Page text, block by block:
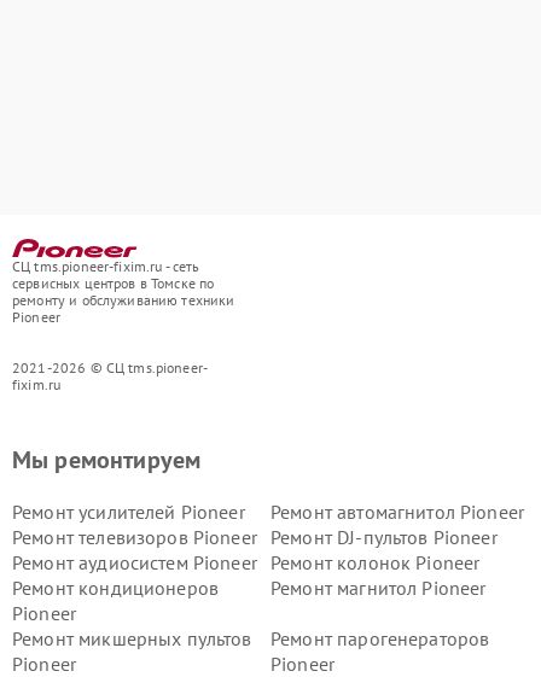
СЦ tms.pioneer-fixim.ru - сеть
сервисных центров в Томске по
ремонту и обслуживанию техники
Pioneer
2021-2026 © СЦ tms.pioneer-
fixim.ru
Мы ремонтируем
Ремонт усилителей Pioneer
Ремонт автомагнитол Pioneer
Ремонт телевизоров Pioneer
Ремонт DJ-пультов Pioneer
Ремонт аудиосистем Pioneer
Ремонт колонок Pioneer
Ремонт кондиционеров
Pioneer
Ремонт магнитол Pioneer
Ремонт микшерных пультов
Pioneer
Ремонт парогенераторов
Pioneer